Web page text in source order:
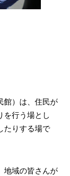
館）は、住民が
を行う場とし
たりする場で
地域の皆さんが